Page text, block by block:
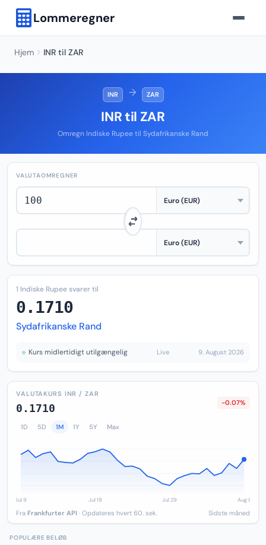
Lommeregner
Hjem INR til ZAR
INR → ZAR
INR til ZAR
Omregn Indiske Rupee til Sydafrikanske Rand
VALUTAOMREGNER
1 Indiske Rupee svarer til
0.1710
Sydafrikanske Rand
Kurs midlertidigt utilgængelig Live 9. August 2026
VALUTAKURS INR / ZAR
0.1710 -0.07%
1D 5D 1M 1Y 5Y Max
Fra Frankfurter API · Opdateres hvert 60. sek. Sidste måned
POPULÆRE BELØB